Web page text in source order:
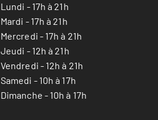
Lundi - 17h à 21h
Mardi - 17h à 21h
Mercredi - 17h à 21h
Jeudi - 12h à 21h
Vendredi - 12h à 21h
Samedi - 10h à 17h
Dimanche - 10h à 17h